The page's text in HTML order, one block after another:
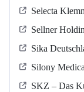
Selecta
Sellner
Sika
Silony
SKZ – Das